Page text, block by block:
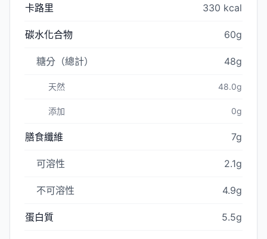
卡路里 330 kcal
碳水化合物 60g
糖分（總計） 48g
天然 48.0g
添加 0g
膳食纖維 7g
可溶性 2.1g
不可溶性 4.9g
蛋白質 5.5g